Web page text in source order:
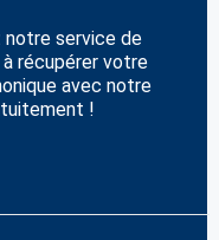
service de
à récupérer votre
avec notre
!